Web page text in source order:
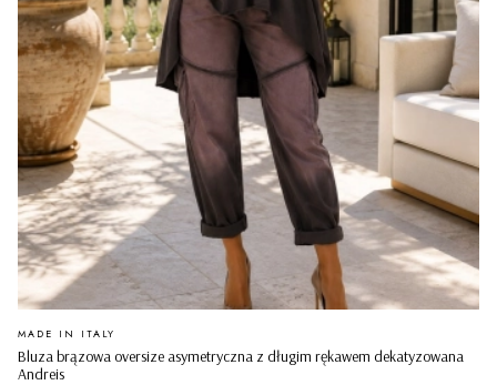
Bluza brązowa oversize asymetryczna z długim rękawem dekatyzowana
Andreis
PRODUCENT
MADE IN ITALY